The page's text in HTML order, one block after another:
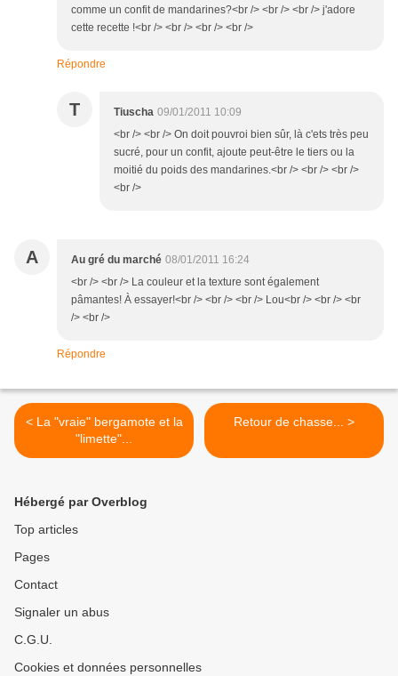
comme un confit de mandarines?<br /> <br /> <br /> j'adore
cette recette !<br /> <br /> <br /> <br />
Répondre
T Tiuscha 09/01/2011 10:09
<br /> <br /> On doit pouvroi bien sûr, là c'ets très peu
sucré, pour un confit, ajoute peut-être le tiers ou la
moitié du poids des mandarines.<br /> <br /> <br />
<br />
A Au gré du marché 08/01/2011 16:24
<br /> <br /> La couleur et la texture sont également
pâmantes! À essayer!<br /> <br /> <br /> Lou<br /> <br /> <br
/> <br />
Répondre
< La "vraie" bergamote et la
"limette"...
Retour de chasse... >
Hébergé par Overblog
Top articles
Pages
Contact
Signaler un abus
C.G.U.
Cookies et données personnelles